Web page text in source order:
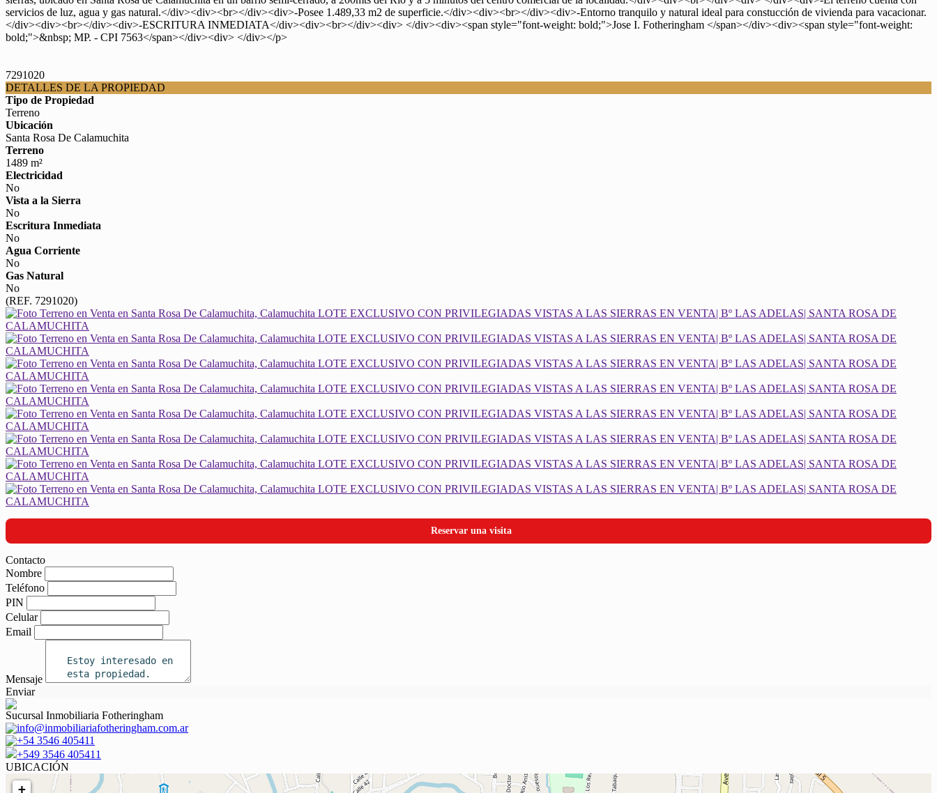
servicios de luz, agua y gas natural.</div><div><br></div><div>-Posee 1.489,33 m2 de superficie.</div><div><br></div><div>-Entorno tranquilo y natural ideal para constucción de vivienda para vacacionar.
</div><div><br></div><div>-ESCRITURA INMEDIATA</div><div><br></div><div> </div><div><span style="font-weight: bold;">Jose I. Fotheringham </span></div><div><span style="font-weight:
bold;">&nbsp; MP. - CPI 7563</span></div><div> </div></p>
7291020
DETALLES DE LA PROPIEDAD
Tipo de Propiedad
Terreno
Ubicación
Santa Rosa De Calamuchita
Terreno
1489 m²
Electricidad
No
Vista a la Sierra
No
Escritura Inmediata
No
Agua Corriente
No
Gas Natural
No
(REF. 7291020)
Reservar una visita
Contacto
Nombre
Teléfono
PIN
Celular
Email
Mensaje
Enviar
Sucursal Inmobiliaria Fotheringham
info@inmobiliariafotheringham.com.ar
+54 3546 405411
+549 3546 405411
UBICACIÓN
+